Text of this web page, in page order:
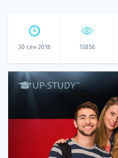
30 сен 2018 13856